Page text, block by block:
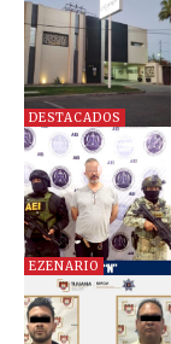
DESTACADOS
EZENARIO